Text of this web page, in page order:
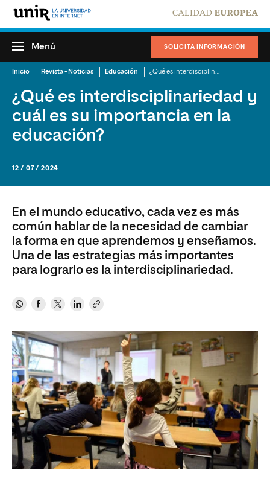
SOLICITA INFORMACIÓN
Menú
Inicio Revista - Noticias Educación
¿Qué es interdisciplinariedad y
cuál es su importancia en la
educación?
12 / 07 / 2024
En el mundo educativo, cada vez es más
común hablar de la necesidad de cambiar
la forma en que aprendemos y enseñamos.
Una de las estrategias más importantes
para lograrlo es la interdisciplinariedad.